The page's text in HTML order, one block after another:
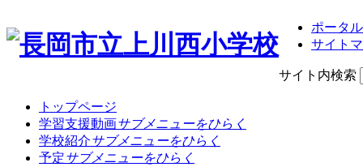
ポータ
サイト
サイト内検索
トップページ
学習支援動画サブメニューをひらく
学校紹介サブメニューをひらく
予定サブメニューをひらく